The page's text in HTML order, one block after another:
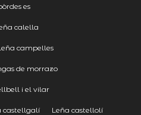
es
calella
campelles
de morrazo
i el vilar
castellgalí Leña castellolí